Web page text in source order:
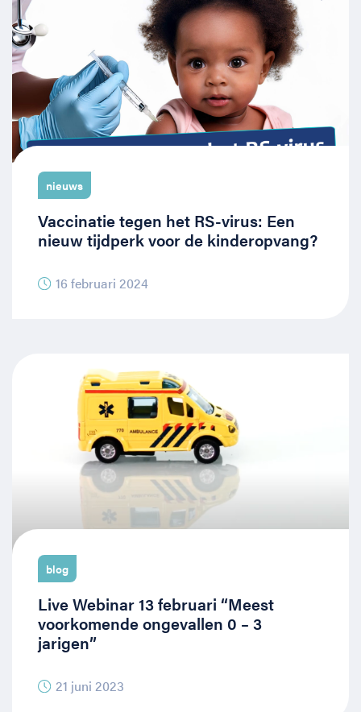
nieuws
Vaccinatie tegen het RS-virus: Een
nieuw tijdperk voor de kinderopvang?
16 februari 2024
blog
Live Webinar 13 februari “Meest
voorkomende ongevallen 0 – 3
jarigen”
21 juni 2023